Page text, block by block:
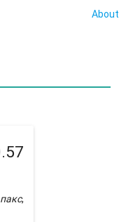
About
пакс,